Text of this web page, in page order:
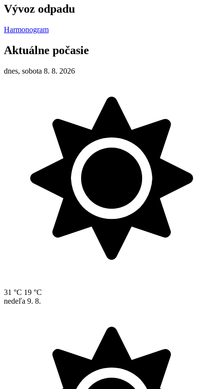
Vývoz odpadu
Harmonogram
Aktuálne počasie
dnes, sobota 8. 8. 2026
31 °C 19 °C
nedeľa 9. 8.